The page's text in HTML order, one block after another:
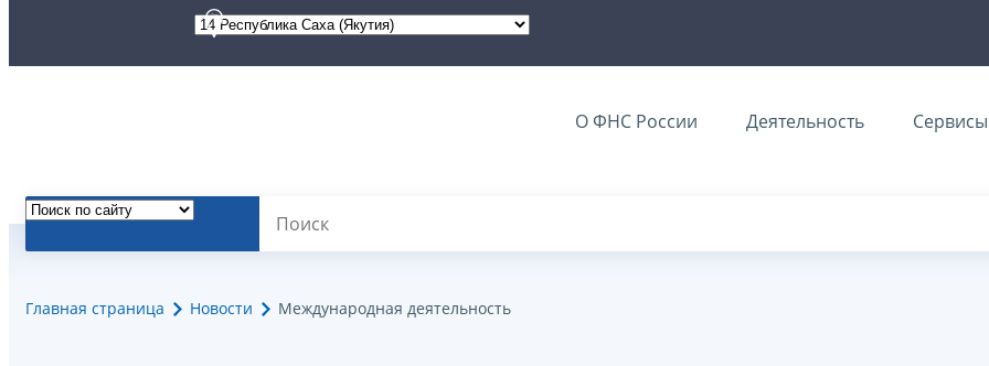
О ФНС России Деятельность Сервисы
Главная страница Новости Международная деятельность